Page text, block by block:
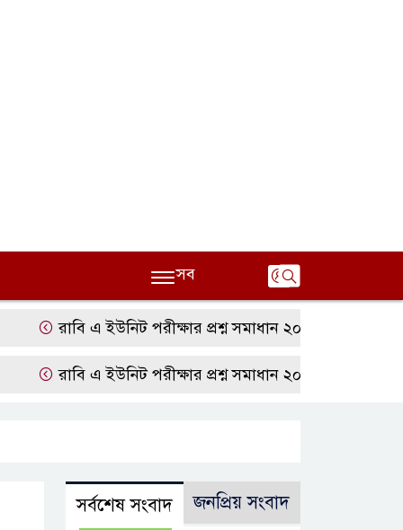
সব
রাবি এ ইউনিট পরীক্ষার প্রশ্ন সমাধান ২০২৫ | RU A Unit
রাবি এ ইউনিট পরীক্ষার প্রশ্ন সমাধান ২০২৫ | RU A Unit
সর্বশেষ সংবাদ জনপ্রিয় সংবাদ